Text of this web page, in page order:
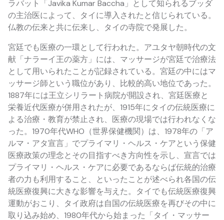
ラバット「Javika Kumar Baccha」として知られるブッダ
の主治医によって、タイに導入されたと信じられている。
仏教の伝来と共に伝来し、タイの寺院で発展した。
宮廷でも医療の一環として行われた。アユタヤ朝時代の文
献「ナラーイ王の薬方」には、マッサージが宮廷で治療法
として用いられたことが記録されている。宮廷の中にはマ
ッサージ師という職位があり、比較的高い地位であった。
1887年には王立シリラート病院が開設され、宮廷医療と
栄養近代医療が併用されたが、1915年にタイの伝統医療に
よる治療・教育が禁止され、医療の現場では行われなくな
った。1970年代WHO（世界保健機関）は、1978年の「ア
ルマ・アタ宣言」でプライマリ・ヘルス・ケアという保健
医療政策の理念とその目指すべき方向性を示し、宣言では
プライマリ・ヘルス・ケアに必要であるならば伝統的治療
者の力も利用すること、といったことが述べられ各国の伝
統医療復興に大きな影響を与えた。タイでも伝統医療復興
運動がおこり、タイ政府は自国の伝統医療を再びその中に
取り込み始め、1980年代から始まった「タイ・マッサー